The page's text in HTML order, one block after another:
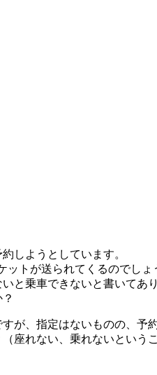
しようとしています。
ットが送られてくるのでしょ
と乗車できないと書いてあり
が、指定はないものの、予
座れない、乗れないという